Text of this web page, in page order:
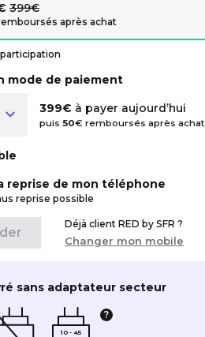
399€
après achat
mode de paiement
399€ à payer aujourd’hui
puis 50€ remboursés après achat
reprise de mon téléphone
reprise possible
Déjà client RED by SFR ?
Changer mon mobile
sans adaptateur secteur
10 - 45